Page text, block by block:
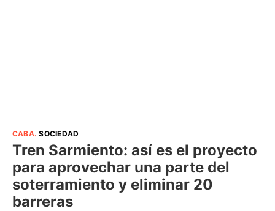
CABA.SOCIEDAD
Tren Sarmiento: así es el proyecto
para aprovechar una parte del
soterramiento y eliminar 20
barreras